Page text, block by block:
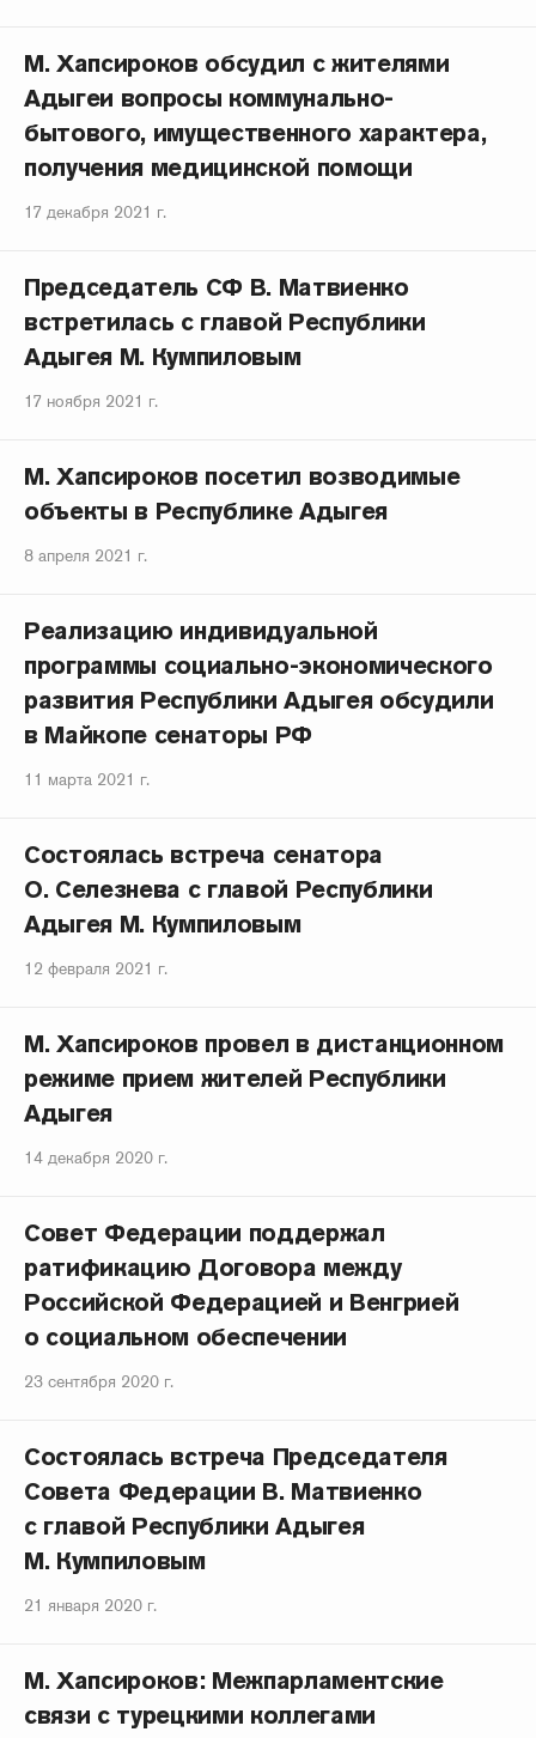
М. Хапсироков обсудил с жителями
Адыгеи вопросы коммунально-
бытового, имущественного характера,
получения медицинской помощи
17 декабря 2021 г.
Председатель СФ В. Матвиенко
встретилась с главой Республики
Адыгея М. Кумпиловым
17 ноября 2021 г.
М. Хапсироков посетил возводимые
объекты в Республике Адыгея
8 апреля 2021 г.
Реализацию индивидуальной
программы социально-экономического
развития Республики Адыгея обсудили
в Майкопе сенаторы РФ
11 марта 2021 г.
Состоялась встреча сенатора
О. Селезнева с главой Республики
Адыгея М. Кумпиловым
12 февраля 2021 г.
М. Хапсироков провел в дистанционном
режиме прием жителей Республики
Адыгея
14 декабря 2020 г.
Совет Федерации поддержал
ратификацию Договора между
Российской Федерацией и Венгрией
о социальном обеспечении
23 сентября 2020 г.
Состоялась встреча Председателя
Совета Федерации В. Матвиенко
с главой Республики Адыгея
М. Кумпиловым
21 января 2020 г.
М. Хапсироков: Межпарламентские
связи с турецкими коллегами